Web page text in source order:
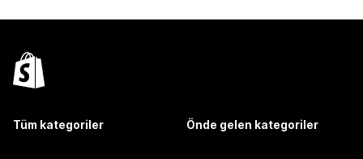
Tüm kategoriler Önde gelen kategoriler